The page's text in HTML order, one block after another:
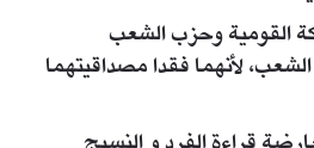
القومية وحزب الشعب
لأنهما فقدا مصداقيتهما